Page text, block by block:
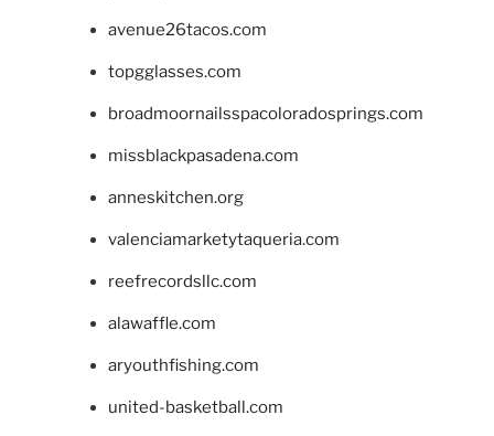
avenue26tacos.com
topgglasses.com
broadmoornailsspacoloradosprings.com
missblackpasadena.com
anneskitchen.org
valenciamarketytaqueria.com
reefrecordsllc.com
alawaffle.com
aryouthfishing.com
united-basketball.com